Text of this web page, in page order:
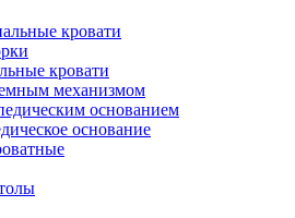
кровати
кровати
механизмом
основанием
основание